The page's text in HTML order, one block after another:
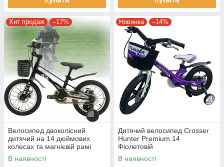
Хит продаж –17%
Велосипед двоколісний
дитячий на 14 дюймових
колесах та магнієвій рамі
Profi MB 14OXIC BLACK
Чорний
В наявності
Новинка –14%
Дитячий велосипед Crosser
Hunter Premium 14
Фіолетовій
В наявності